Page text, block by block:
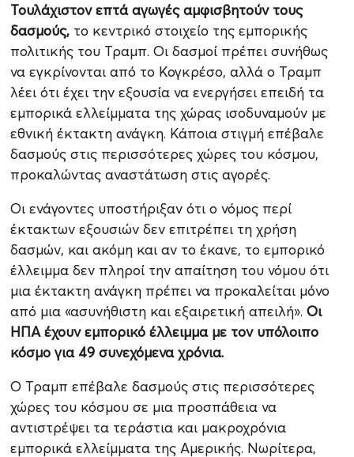
Τουλάχιστον επτά αγωγές αμφισβητούν τους
δασμούς,το κεντρικό στοιχείο της εμπορικής
πολιτικής του Τραμπ. Οι δασμοί πρέπει συνήθως
να εγκρίνονται από το Κογκρέσο, αλλά ο Τραμπ
λέει ότι έχει την εξουσία να ενεργήσει επειδή τα
εμπορικά ελλείμματα της χώρας ισοδυναμούν με
εθνική έκτακτη ανάγκη. Κάποια στιγμή επέβαλε
δασμούς στις περισσότερες χώρες του κόσμου,
προκαλώντας αναστάτωση στις αγορές.
Οι ενάγοντες υποστήριξαν ότι ο νόμος περί
έκτακτων εξουσιών δεν επιτρέπει τη χρήση
δασμών, και ακόμη και αν το έκανε, το εμπορικό
έλλειμμα δεν πληροί την απαίτηση του νόμου ότι
μια έκτακτη ανάγκη πρέπει να προκαλείται μόνο
από μια «ασυνήθιστη και εξαιρετική απειλή». Οι
ΗΠΑ έχουν εμπορικό έλλειμμα με τον υπόλοιπο
κόσμο για 49 συνεχόμενα χρόνια.
Ο Τραμπ επέβαλε δασμούς στις περισσότερες
χώρες του κόσμου σε μια προσπάθεια να
αντιστρέψει τα τεράστια και μακροχρόνια
εμπορικά ελλείμματα της Αμερικής. Νωρίτερα,